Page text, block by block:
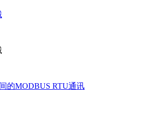
的MODBUS RTU通讯